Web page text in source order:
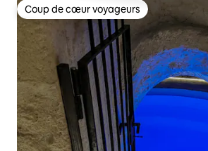
Coup de cœur voyageurs
Coup de cœur voyageurs